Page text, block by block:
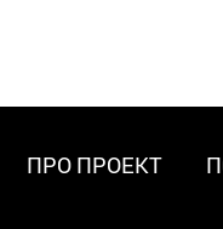
ПРО ПРОЕКТ